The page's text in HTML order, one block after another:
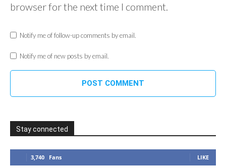
browser for the next time I comment.
Notify me of follow-up comments by email.
Notify me of new posts by email.
Stay connected
3,740 Fans LIKE